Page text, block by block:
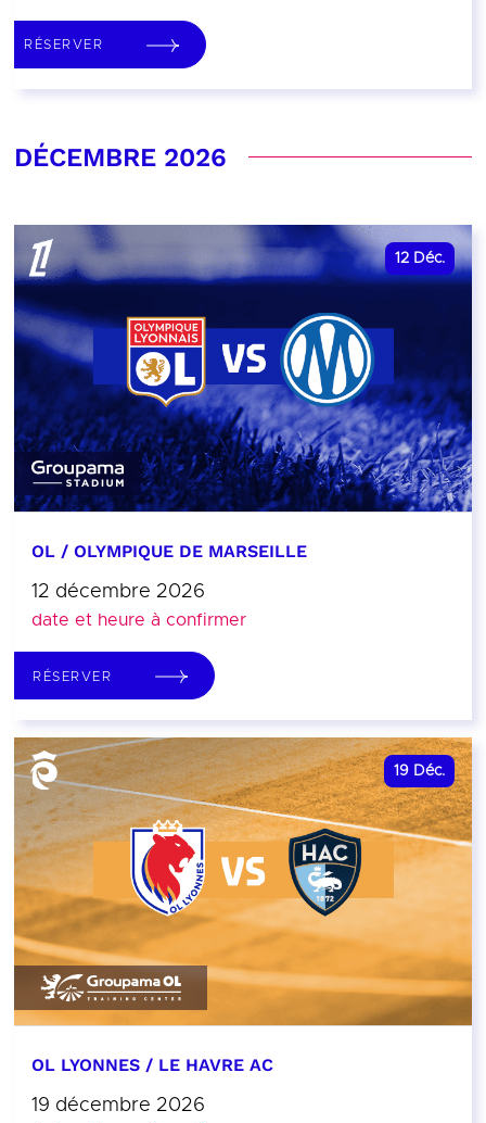
RÉSERVER
DÉCEMBRE 2026
12 Déc.
OL / OLYMPIQUE DE MARSEILLE
12 décembre 2026
date et heure à confirmer
RÉSERVER
19 Déc.
OL LYONNES / LE HAVRE AC
19 décembre 2026